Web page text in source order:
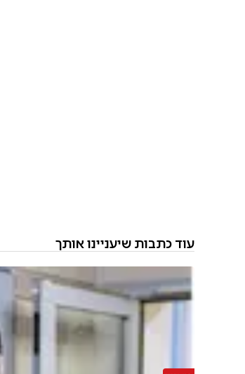
עוד כתבות שיעניינו אותך